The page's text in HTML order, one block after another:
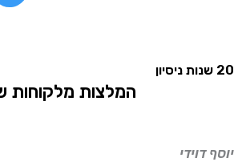
המלצות מלקוחות שלנו